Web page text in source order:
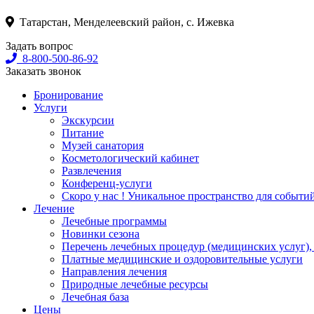
Татарстан, Менделеевский район, с. Ижевка
Задать вопрос
8-800-500-86-92
Заказать звонок
Бронирование
Услуги
Экскурсии
Питание
Музей санатория
Косметологический кабинет
Развлечения
Конференц-услуги
Скоро у нас ! Уникальное пространство для
Лечение
Лечебные программы
Новинки сезона
Перечень лечебных процедур (медицинских
Платные медицинские и оздоровительные услуги
Направления лечения
Природные лечебные ресурсы
Лечебная база
Цены